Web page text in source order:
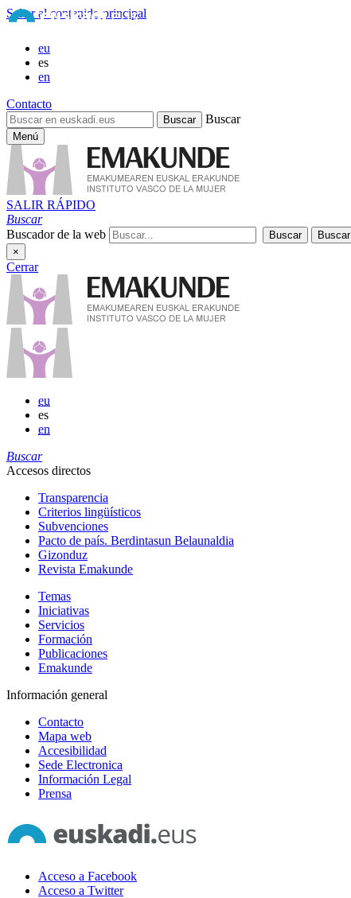
Saltar al contenido principal
eu
es
en
Contacto
Buscar
Menú
SALIR RÁPIDO
Buscar
Buscador de la web
×
Cerrar
eu
es
en
Buscar
Accesos directos
Transparencia
Criterios lingüísticos
Subvenciones
Pacto de país. Berdintasun Belaunaldia
Gizonduz
Revista Emakunde
Temas
Iniciativas
Servicios
Formación
Publicaciones
Emakunde
Información general
Contacto
Mapa web
Accesibilidad
Sede Electronica
Información Legal
Prensa
Acceso a Facebook
Acceso a Twitter